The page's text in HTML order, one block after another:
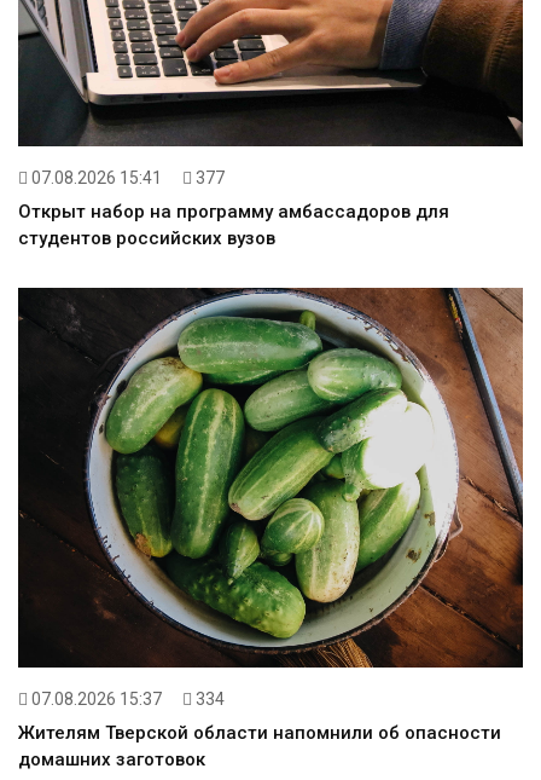
07.08.2026 15:41 377
Открыт набор на программу амбассадоров для
студентов российских вузов
07.08.2026 15:37 334
Жителям Тверской области напомнили об опасности
домашних заготовок